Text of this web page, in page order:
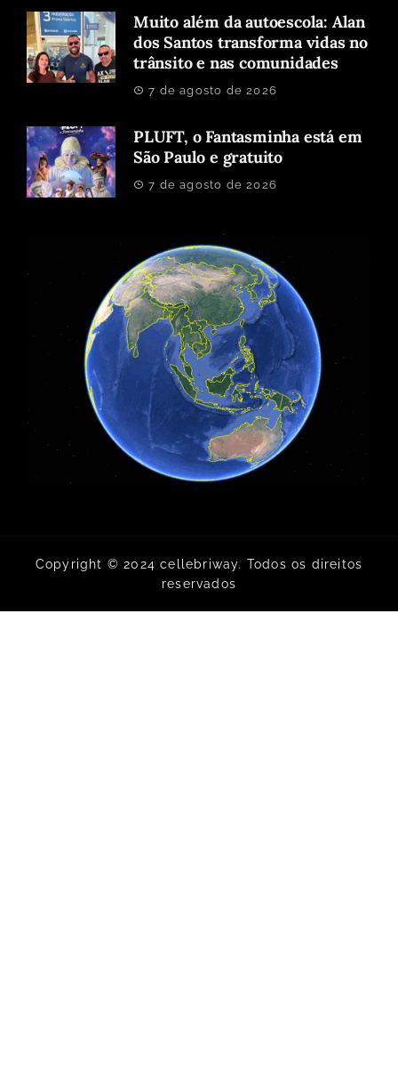
Muito além da autoescola: Alan
dos Santos transforma vidas no
trânsito e nas comunidades
7 de agosto de 2026
PLUFT, o Fantasminha está em
São Paulo e gratuito
7 de agosto de 2026
Copyright © 2024 cellebriway. Todos os direitos
reservados